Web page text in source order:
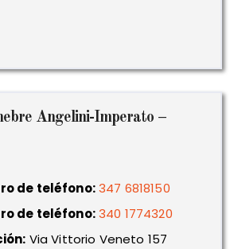
Angelini-Imperato –
de teléfono:347 6818150
de teléfono:340 1774320
Via Vittorio Veneto 157